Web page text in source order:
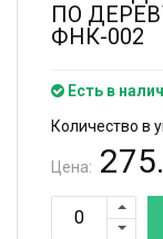
ПО
ФНК-002
Есть в
Количество в
Цена: